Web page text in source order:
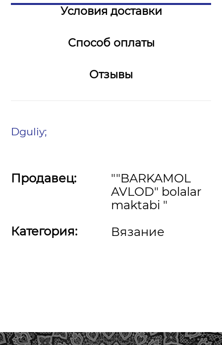
Условия доставки
Способ оплаты
Отзывы
Dguliy;
Продавец:
Категория:
""BARKAMOL
AVLOD" bolalar
maktabi "
Вязание